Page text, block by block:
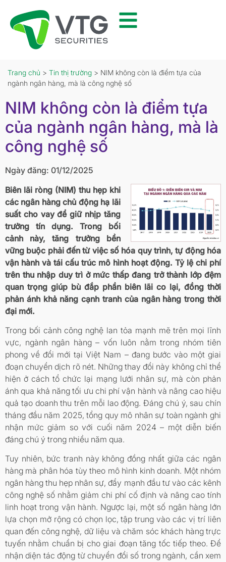
Trang chủ > Tin thị trường > NIM không còn là điểm tựa của
ngành ngân hàng, mà là công nghệ số
NIM không còn là điểm tựa
của ngành ngân hàng, mà là
công nghệ số
Ngày đăng: 01/12/2025
Biên lãi ròng (NIM) thu hẹp khi
các ngân hàng chủ động hạ lãi
suất cho vay để giữ nhịp tăng
trưởng tín dụng. Trong bối
cảnh này, tăng trưởng bền
vững buộc phải đến từ việc số hóa quy trình, tự động hóa
vận hành và tái cấu trúc mô hình hoạt động. Tỷ lệ chi phí
trên thu nhập duy trì ở mức thấp đang trở thành lớp đệm
quan trọng giúp bù đắp phần biên lãi co lại, đồng thời
phản ánh khả năng cạnh tranh của ngân hàng trong thời
đại mới.
Trong bối cảnh công nghệ lan tỏa mạnh mẽ trên mọi lĩnh
vực, ngành ngân hàng – vốn luôn nằm trong nhóm tiên
phong về đổi mới tại Việt Nam – đang bước vào một giai
đoạn chuyển dịch rõ nét. Những thay đổi này không chỉ thể
hiện ở cách tổ chức lại mạng lưới nhân sự, mà còn phản
ánh qua khả năng tối ưu chi phí vận hành và nâng cao hiệu
quả tạo doanh thu trên mỗi lao động. Đáng chú ý, sau chín
tháng đầu năm 2025, tổng quy mô nhân sự toàn ngành ghi
nhận mức giảm so với cuối năm 2024 – một diễn biến
đáng chú ý trong nhiều năm qua.
Tuy nhiên, bức tranh này không đồng nhất giữa các ngân
hàng mà phân hóa tùy theo mô hình kinh doanh. Một nhóm
ngân hàng thu hẹp nhân sự, đẩy mạnh đầu tư vào các kênh
công nghệ số nhằm giảm chi phí cố định và nâng cao tính
linh hoạt trong vận hành. Ngược lại, một số ngân hàng lớn
lựa chọn mở rộng có chọn lọc, tập trung vào các vị trí liên
quan đến công nghệ, dữ liệu và chăm sóc khách hàng trực
tuyến nhằm chuẩn bị cho giai đoạn tăng tốc tiếp theo. Để
nhận diện tác động từ chuyển đổi số trong ngành, cần xem